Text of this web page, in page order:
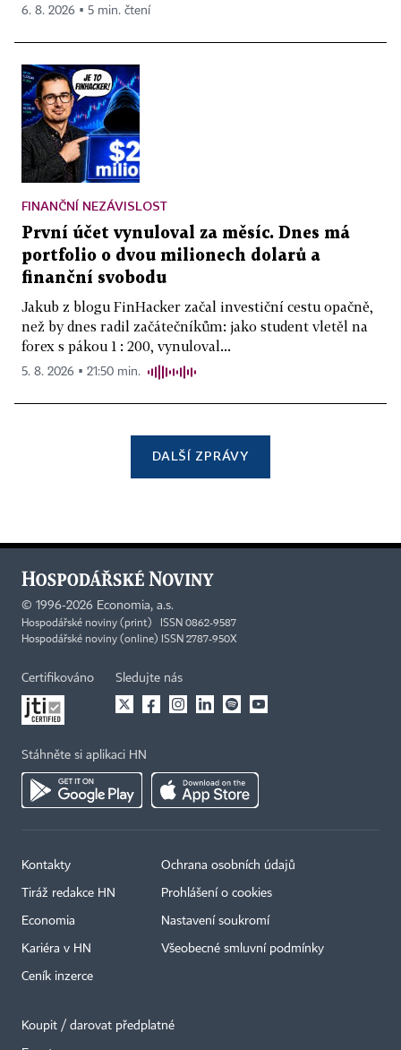
6. 8. 2026 ▪ 5 min. čtení
FINANČNÍ NEZÁVISLOST
První účet vynuloval za měsíc. Dnes má
portfolio o dvou milionech dolarů a
finanční svobodu
Jakub z blogu FinHacker začal investiční cestu opačně,
než by dnes radil začátečníkům: jako student vletěl na
forex s pákou 1 : 200, vynuloval...
5. 8. 2026 ▪ 21:50 min.
DALŠÍ ZPRÁVY
© 1996-2026 Economia, a.s.
Hospodářské noviny (print) ISSN 0862-9587
Hospodářské noviny (online) ISSN 2787-950X
Certifikováno Sledujte nás
Stáhněte si aplikaci HN
Kontakty
Tiráž redakce HN
Economia
Kariéra v HN
Ceník inzerce
Ochrana osobních údajů
Prohlášení o cookies
Nastavení soukromí
Všeobecné smluvní podmínky
Koupit / darovat předplatné